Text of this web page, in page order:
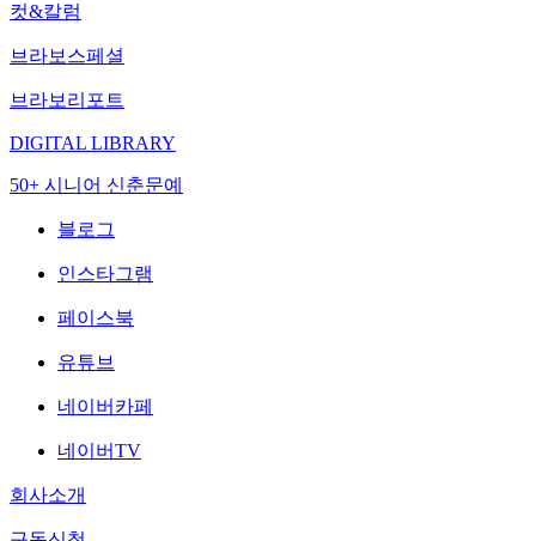
컷&칼럼
브라보스페셜
브라보리포트
DIGITAL LIBRARY
50+ 시니어 신춘문예
블로그
인스타그램
페이스북
유튜브
네이버카페
네이버TV
회사소개